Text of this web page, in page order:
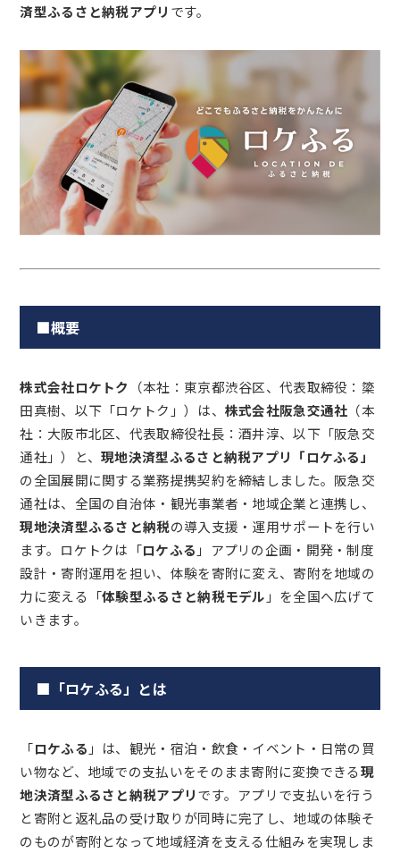
済型ふるさと納税アプリ です。
■概要
株式会社ロケトク
（本社：東京都渋谷区、代表取締役：簗
田真樹、以下「ロケトク」）は、 株式会社阪急交通社 （本
社：大阪市北区、代表取締役社長：酒井淳、以下「阪急交
通社」）と、現地決済型ふるさと納税アプリ「ロケふる」
の全国展開に関する業務提携契約を締結しました。阪急交
通社は、全国の自治体・観光事業者・地域企業と連携し、
現地決済型ふるさと納税の導入支援・運用サポートを行い
ます。ロケトクは「ロケふる 」アプリの企画・開発・制度
設計・寄附運用を担い、体験を寄附に変え、寄附を地域の
力に変える「体験型ふるさと納税モデル 」を全国へ広げて
いきます。
■「ロケふる」とは
「ロケふる 」は、観光・宿泊・飲食・イベント・日常の買
い物など、地域での支払いをそのまま寄附に変換できる現
地決済型ふるさと納税アプリです。アプリで支払いを行う
と寄附と返礼品の受け取りが同時に完了し、地域の体験そ
のものが寄附となって地域経済を支える仕組みを実現しま